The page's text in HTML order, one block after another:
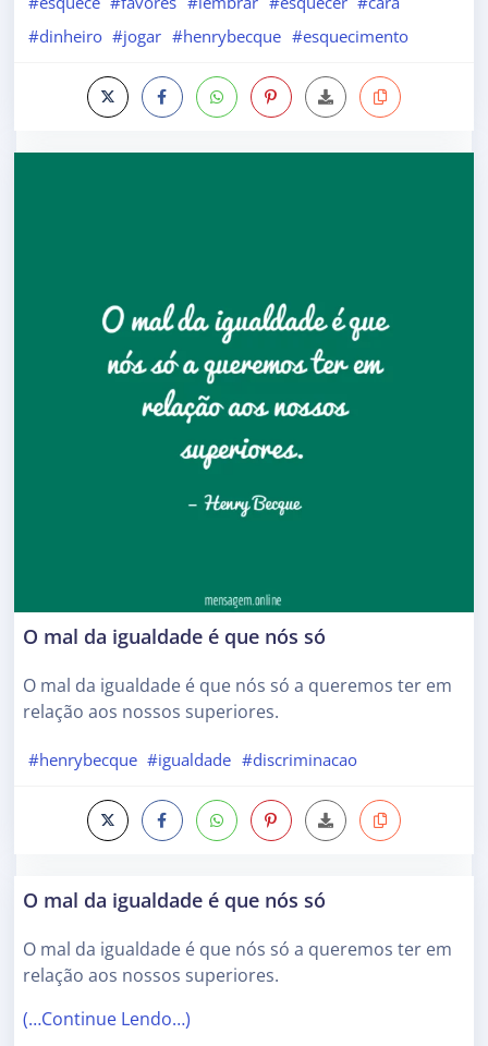
#dinheiro #jogar #henrybecque #esquecimento
O mal da igualdade é que nós só
O mal da igualdade é que nós só a queremos ter em
relação aos nossos superiores.
#henrybecque #igualdade #discriminacao
O mal da igualdade é que nós só
O mal da igualdade é que nós só a queremos ter em
relação aos nossos superiores.
(…Continue Lendo…)